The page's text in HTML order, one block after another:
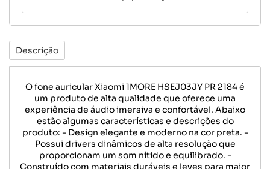
Descrição
O fone auricular Xiaomi 1MORE HSEJ03JY PR 2184 é
um produto de alta qualidade que oferece uma
experiência de áudio imersiva e confortável. Abaixo
estão algumas características e descrições do
produto: - Design elegante e moderno na cor preta. -
Possui drivers dinâmicos de alta resolução que
proporcionam um som nítido e equilibrado. -
Construído com materiais duráveis e leves para maior